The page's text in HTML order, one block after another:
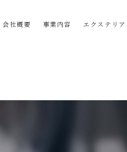
会社概要 事業内容 エクステリ